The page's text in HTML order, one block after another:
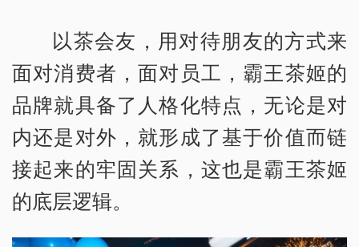
以茶会友，用对待朋友的方式来
面对消费者，面对员工，霸王茶姬的
品牌就具备了人格化特点，无论是对
内还是对外，就形成了基于价值而链
接起来的牢固关系，这也是霸王茶姬
的底层逻辑。